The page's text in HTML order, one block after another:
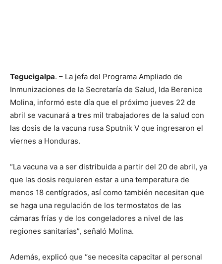
Tegucigalpa. – La jefa del Programa Ampliado de
Inmunizaciones de la Secretaría de Salud, Ida Berenice
Molina, informó este día que el próximo jueves 22 de
abril se vacunará a tres mil trabajadores de la salud con
las dosis de la vacuna rusa Sputnik V que ingresaron el
viernes a Honduras.
“La vacuna va a ser distribuida a partir del 20 de abril, ya
que las dosis requieren estar a una temperatura de
menos 18 centígrados, así como también necesitan que
se haga una regulación de los termostatos de las
cámaras frías y de los congeladores a nivel de las
regiones sanitarias”, señaló Molina.
Además, explicó que “se necesita capacitar al personal